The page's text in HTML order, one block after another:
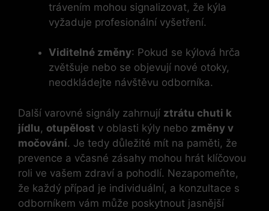
trávením mohou signalizovat, že kýla
vyžaduje profesionální vyšetření.
Viditelné změny: Pokud se kýlová hrča
zvětšuje nebo se objevují nové otoky,
neodkládejte návštěvu odborníka.
Další varovné signály zahrnují ztrátu chuti k
jídlu, otupělost v oblasti kýly nebo změny v
močování. Je tedy důležité mít na paměti, že
prevence a včasné zásahy mohou hrát klíčovou
roli ve vašem zdraví a pohodlí. Nezapomeňte,
že každý případ je individuální, a konzultace s
odborníkem vám může poskytnout jasnější